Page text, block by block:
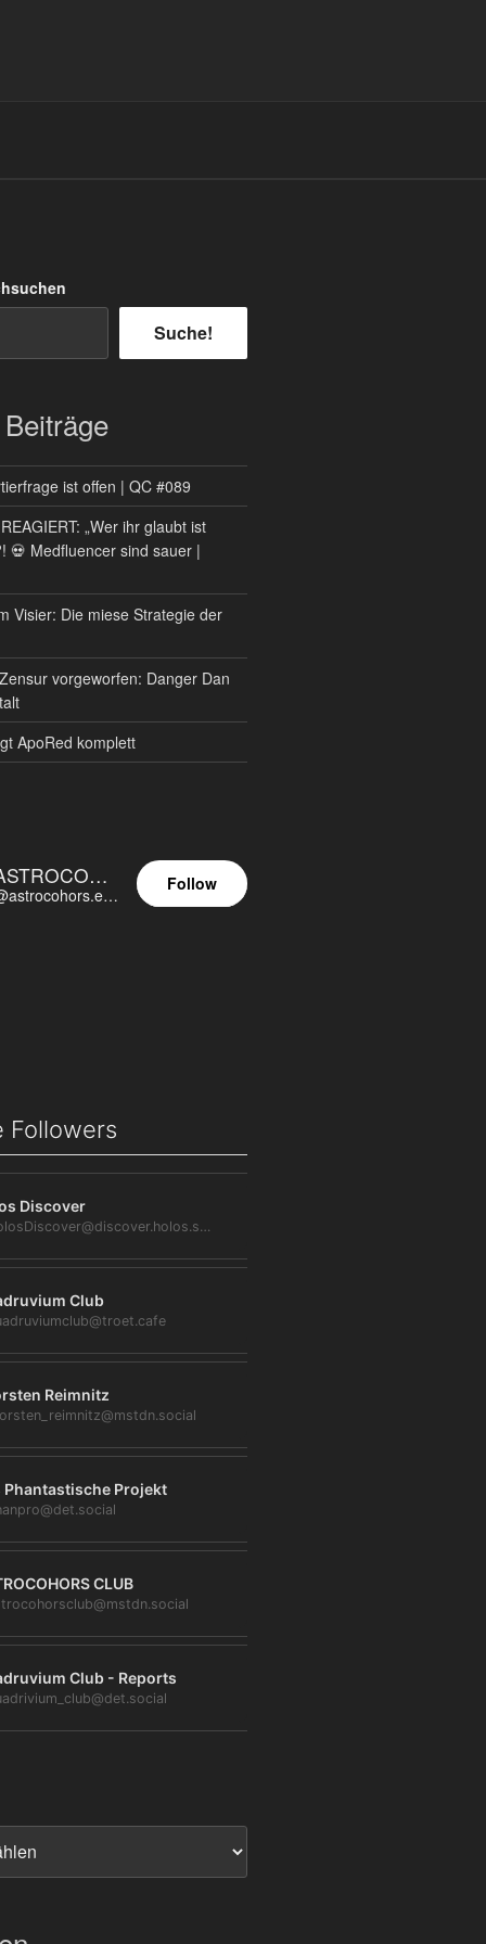
Suche!
ist offen | QC #089
„Wer ihr glaubt ist
💀 Medfluencer sind sauer |
Visier: Die miese Strategie der
vorgeworfen: Danger Dan
ApoRed komplett
ASTROCOHORS EUNOIA ULTIMA
@astrocohors.eu@astrocohors.eu
Follow
Followers
Discover
@HolosDiscover@discover.holos.social
Club
Reimnitz
Phantastische Projekt
CLUB
Club - Reports